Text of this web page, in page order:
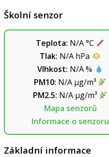
Školní senzor
Teplota: N/A°C
Tlak: N/A hPa
Vlhkost: N/A%
PM10: N/Aµg/m³
PM2.5: N/Aµg/m³
Mapa senzorů
Informace o senzoru
Základní informace